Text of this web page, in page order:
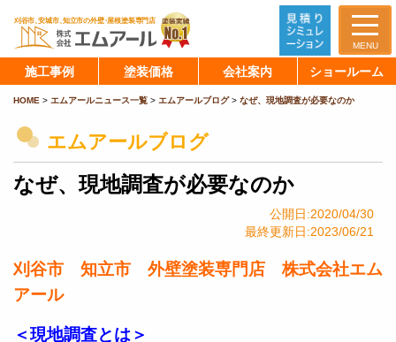
MENU
施工事例 塗装価格 会社案内 ショールーム
HOME > エムアールニュース一覧 > エムアールブログ> なぜ、現地調査が必要なのか
エムアールブログ
なぜ、現地調査が必要なのか
公開日:2020/04/30
最終更新日:2023/06/21
刈谷市 知立市 外壁塗装専門店 株式会社エム
アール
＜現地調査とは＞